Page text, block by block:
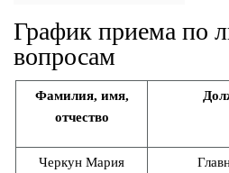
График приема по
вопросам
Фамилия, имя,
отчество
Черкун Мария